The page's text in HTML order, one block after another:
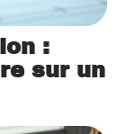
:
sur un